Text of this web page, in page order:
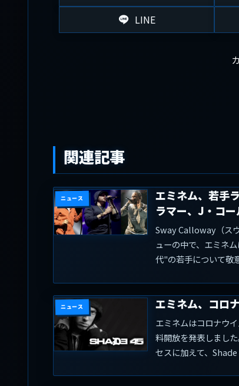
LINE
関連記事
ニュース
エミネム、若手
ラマー、J・コ
Sway Calloway（ス
ューの中で、エミネ
代"の若手について敬
ニュース エミネム、コロ
エミネムはコロナウ
料開放を発表しまし
セスに加えて、